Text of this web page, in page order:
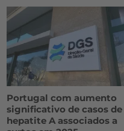
Portugal com aumento
significativo de casos de
hepatite A associados a